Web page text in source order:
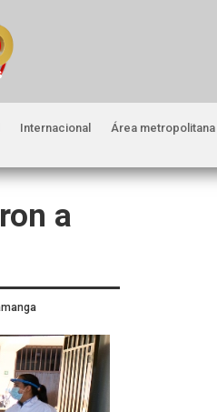
Internacional Área metropolitana
a